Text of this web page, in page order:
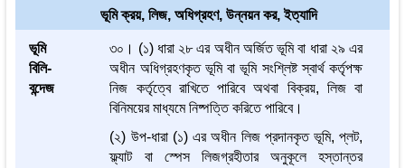
ভূমি ক্রয়, লিজ, অধিগ্রহণ, উন্নয়ন কর, ইত্যাদি
ভূমি
বিলি-
বন্দেজ
৩০। (১) ধারা ২৮ এর অধীন অর্জিত ভূমি বা ধারা ২৯ এর
অধীন অধিগ্রহণকৃত ভূমি বা ভূমি সংশ্লিষ্ট স্বার্থ কর্তৃপক্ষ
নিজ কর্তৃত্বে রাখিতে পারিবে অথবা বিক্রয়, লিজ বা
বিনিময়ের মাধ্যমে নিষ্পত্তি করিতে পারিবে।
(২) উপ-ধারা (১) এর অধীন লিজ প্রদানকৃত ভূমি, প্লট,
ফ্ল্যাট বা স্পেস লিজগ্রহীতার অনুকূলে হস্তান্তর